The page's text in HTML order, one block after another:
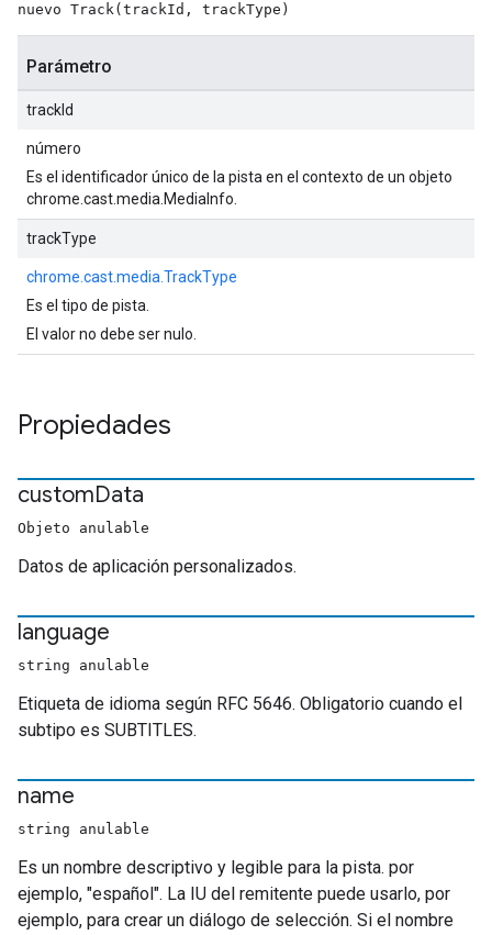
nuevo Track(trackId, trackType)
Parámetro
trackId
número
Es el identificador único de la pista en el contexto de un objeto
chrome.cast.media.MediaInfo.
trackType
chrome.cast.media.TrackType
Es el tipo de pista.
El valor no debe ser nulo.
Propiedades
customData
Objeto anulable
Datos de aplicación personalizados.
language
string anulable
Etiqueta de idioma según RFC 5646. Obligatorio cuando el
subtipo es SUBTITLES.
name
string anulable
Es un nombre descriptivo y legible para la pista. por
ejemplo, "español". La IU del remitente puede usarlo, por
ejemplo, para crear un diálogo de selección. Si el nombre